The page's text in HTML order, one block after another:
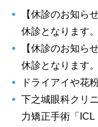
【休診のお知ら
休診となります。
【休診のお知ら
休診となります。
ドライアイや花
下之城眼科クリ
力矯正手術「